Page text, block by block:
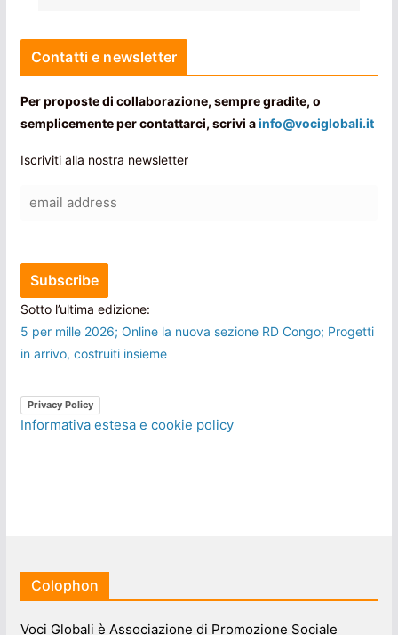
Contatti e newsletter
Per proposte di collaborazione, sempre gradite, o
semplicemente per contattarci, scrivi ainfo@vociglobali.it
Iscriviti alla nostra newsletter
Sotto l’ultima edizione:
5 per mille 2026; Online la nuova sezione RD Congo; Progetti
in arrivo, costruiti insieme
Privacy Policy
Informativa estesa e cookie policy
Colophon
Voci Globali è Associazione di Promozione Sociale